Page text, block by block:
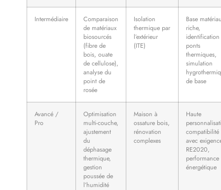
Intermédiaire
Comparaison
de matériaux
biosourcés
(fibre de
bois, ouate
de cellulose),
analyse du
point de
rosée
Isolation
thermique par
l’extérieur
(ITE)
Base
riche,
identification
ponts
thermiques,
simulation
de base
Avancé /
Pro
Optimisation
multi-couche,
ajustement
du
déphasage
thermique,
gestion
poussée de
l’humidité
Maison à
ossature bois,
rénovation
complexes
Haute
compatibilité
avec
RE2020,
performance
énergétique